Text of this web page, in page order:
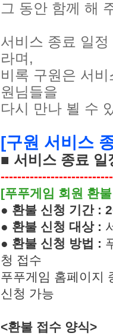
그 동안 함께 해
서비스 종료 일
라며 ,
비록 구원은 서
원님들을
다시 만나 뵐 수
[구원 서비스
■ 서비스 종료 일
[푸푸게임 회원 환
● 환불 신청 기간:
● 환불 신청 대상:
● 환불 신청 방법 :
청 접수
푸푸게임 홈페이지
신청 가능
<환불 접수 양식>